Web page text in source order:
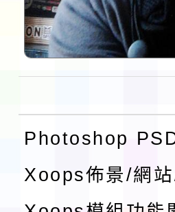
Photoshop
Xoops佈景/網